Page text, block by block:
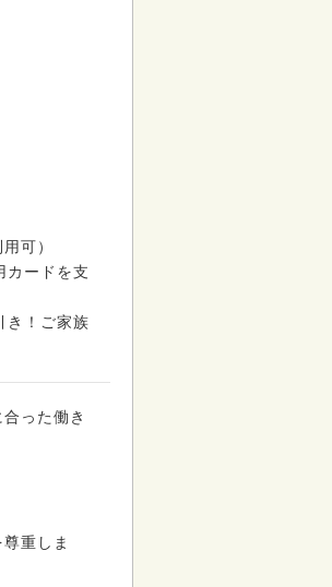
可）
カードを支
き！ご家族
った働き
重しま